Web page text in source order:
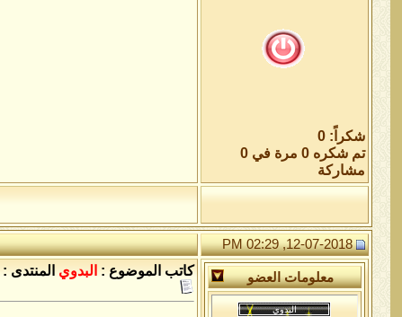
شكراً: 0
تم شكره 0 مرة في 0
مشاركة
12-07-2018, 02:29 PM
معلومات العضو كاتب الموضوع : البدوي المنتدى :